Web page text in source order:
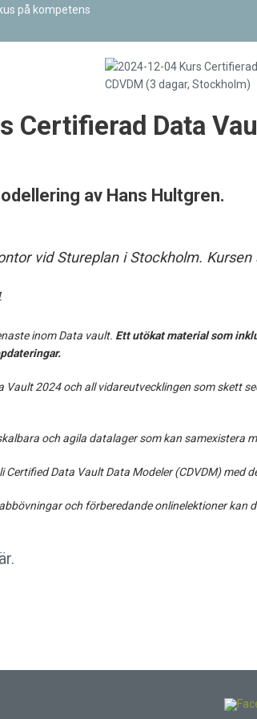
Certifierad Data
av Hans Hultgren.
vid Stureplan i Stockholm.
inom Data vault. Ett utökat material som
2024 och all vidareutvecklingen som skett
och agila datalager som kan samexistera
Data Vault Data Modeler (CDVDM) med
och förberedande onlinelektioner kan